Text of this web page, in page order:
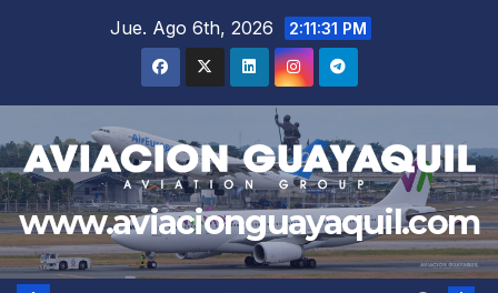
Jue. Ago 6th, 2026 2:11:33 PM
www.aviacionguayaquil.com